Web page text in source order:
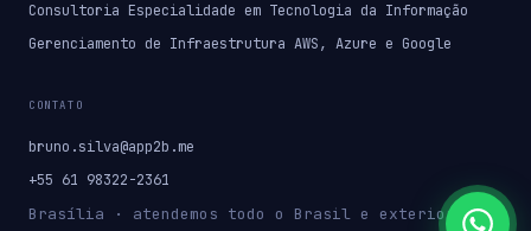
Consultoria Especialidade em Tecnologia da Informação
Gerenciamento de Infraestrutura AWS, Azure e Google
CONTATO
bruno.silva@app2b.me
+55 61 98322-2361
Brasília · atendemos todo o Brasil e exterior